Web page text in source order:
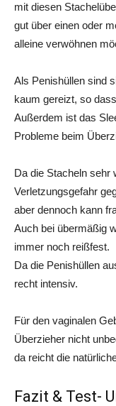
mit diesen
gut über einen oder
alleine verwöhnen
Als Penishüllen sind
kaum gereizt, so
Außerdem ist das
Probleme beim
Da die Stacheln sehr
Verletzungsgefahr
aber dennoch kann
Auch bei übermäßig
immer noch reißfest.
Da die Penishüllen
recht intensiv.
Für den vaginalen
Überzieher nicht
da reicht die
Fazit & Test-